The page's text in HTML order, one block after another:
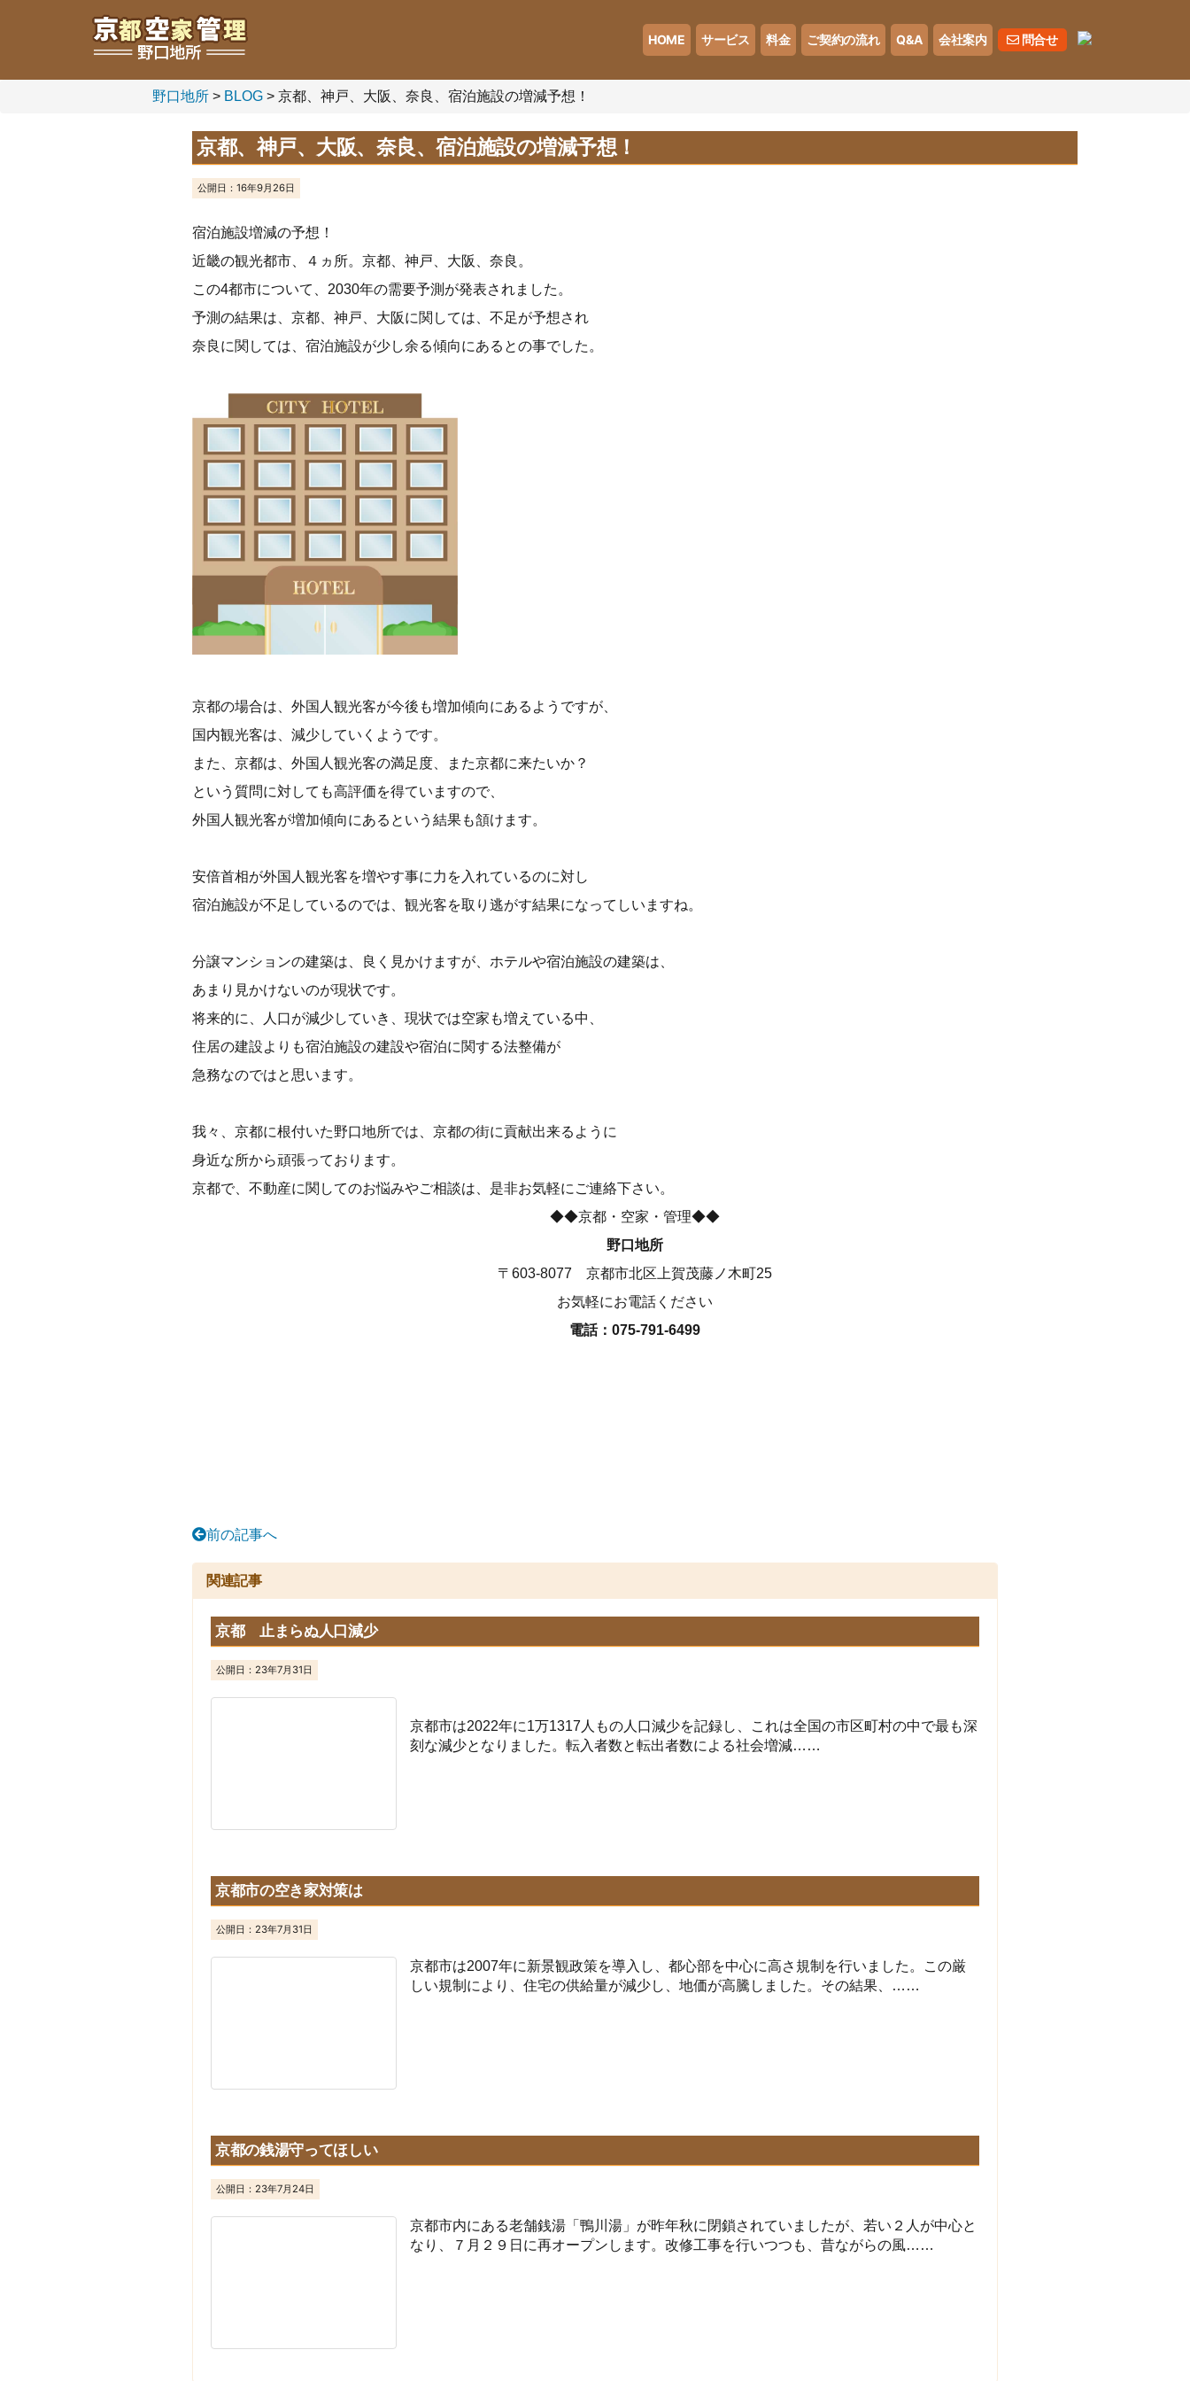
HOME サービス 料金 ご契約の流れ Q&A 会社案内 問合せ
野口地所 > BLOG > 京都、神戸、大阪、奈良、宿泊施設の増減予想！
京都、神戸、大阪、奈良、宿泊施設の増減予想！
公開日： 16年9月26日
宿泊施設増減の予想！
近畿の観光都市、４ヵ所。京都、神戸、大阪、奈良。
この4都市について、2030年の需要予測が発表されました。
予測の結果は、京都、神戸、大阪に関しては、不足が予想され
奈良に関しては、宿泊施設が少し余る傾向にあるとの事でした。
京都の場合は、外国人観光客が今後も増加傾向にあるようですが、
国内観光客は、減少していくようです。
また、京都は、外国人観光客の満足度、また京都に来たいか？
という質問に対しても高評価を得ていますので、
外国人観光客が増加傾向にあるという結果も頷けます。
安倍首相が外国人観光客を増やす事に力を入れているのに対し
宿泊施設が不足しているのでは、観光客を取り逃がす結果になってしいますね。
分譲マンションの建築は、良く見かけますが、ホテルや宿泊施設の建築は、
あまり見かけないのが現状です。
将来的に、人口が減少していき、現状では空家も増えている中、
住居の建設よりも宿泊施設の建設や宿泊に関する法整備が
急務なのではと思います。
我々、京都に根付いた野口地所では、京都の街に貢献出来るように
身近な所から頑張っております。
京都で、不動産に関してのお悩みやご相談は、是非お気軽にご連絡下さい。
◆◆京都・空家・管理◆◆
野口地所
〒603-8077 京都市北区上賀茂藤ノ木町25
お気軽にお電話ください
電話：075-791-6499
前の記事へ
関連記事
京都 止まらぬ人口減少
公開日： 23年7月31日
京都市は2022年に1万1317人もの人口減少を記録し、これは全国の市区町村の中で最も深
刻な減少となりました。転入者数と転出者数による社会増減……
京都市の空き家対策は
公開日： 23年7月31日
京都市は2007年に新景観政策を導入し、都心部を中心に高さ規制を行いました。この厳
しい規制により、住宅の供給量が減少し、地価が高騰しました。その結果、……
京都の銭湯守ってほしい
公開日： 23年7月24日
京都市内にある老舗銭湯「鴨川湯」が昨年秋に閉鎖されていましたが、若い２人が中心と
なり、７月２９日に再オープンします。改修工事を行いつつも、昔ながらの風……